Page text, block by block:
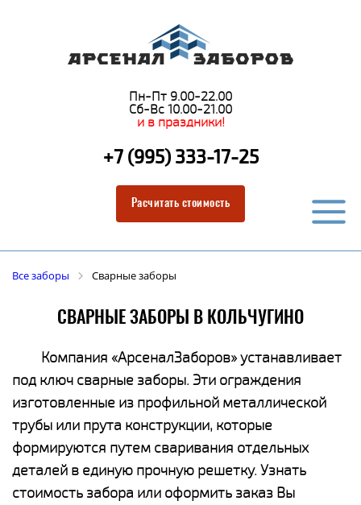
Пн-Пт 9.00-22.00
Сб-Вс 10.00-21.00
и в праздники!
+7 (995) 333-17-25
Расчитать стоимость
Все заборы Сварные заборы
СВАРНЫЕ ЗАБОРЫ В КОЛЬЧУГИНО
Компания «АрсеналЗаборов» устанавливает
под ключ сварные заборы. Эти ограждения
изготовленные из профильной металлической
трубы или прута конструкции, которые
формируются путем сваривания отдельных
деталей в единую прочную решетку. Узнать
стоимость забора или оформить заказ Вы